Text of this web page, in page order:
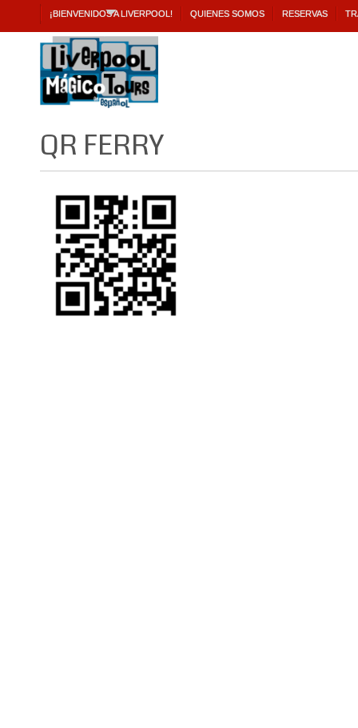
¡BIENVENIDOS A LIVERPOOL! QUIENES SOMOS RESERVAS
QR FERRY